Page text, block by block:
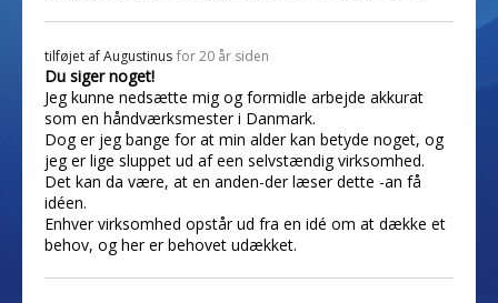
tilføjet afAugustinus for 20 år siden
Du siger noget!
Jeg kunne nedsætte mig og formidle arbejde akkurat
som en håndværksmester i Danmark.
Dog er jeg bange for at min alder kan betyde noget, og
jeg er lige sluppet ud af een selvstændig virksomhed.
Det kan da være, at en anden-der læser dette -an få
idéen.
Enhver virksomhed opstår ud fra en idé om at dække et
behov, og her er behovet udækket.